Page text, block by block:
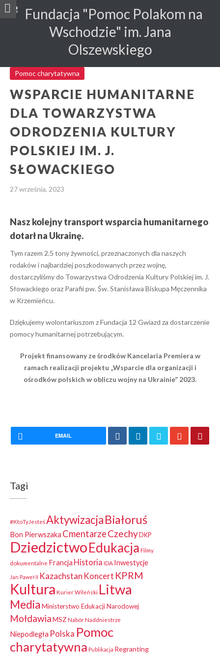
Pomoc charytatywna
WSPARCIE HUMANITARNE
DLA TOWARZYSTWA
ODRODZENIA KULTURY
POLSKIEJ IM. J.
SŁOWACKIEGO
27 września, 2023
Nasz kolejny transport wsparcia humanitarnego
dotarł na Ukrainę.
Tym razem 2.5 tony żywności, przeznaczonych dla naszych
rodaków i najbardziej poszkodowanych przez wojnę,
dostarczyliśmy do Towarzystwa Odrodzenia Kultury Polskiej im. J.
Słowackiego oraz Parafii pw. Św. Stanisława Biskupa Męczennika
w Krzemieńcu.
Dziękujemy wolontariuszom z Fundacja 12 Gwiazd za dostarczenie
pomocy humanitarnej potrzebującym.
Projekt finansowany ze środków Kancelaria Premiera w
ramach realizacji projektu „Wsparcie dla organizacji i
ośrodków polskich w obliczu wojny na Ukrainie” 2023.
EMAIL
Tagi
#KtoTyJesteśAktywizacjaBiałoruś
Bon Pierwszaka CmentarzeCzechy DKP
DziedzictwoEdukacja Filmy
dokumentalne Francja Historia IDA Inwestycje
Jan Paweł II Kazachstan Koncert KPRM
Kultura Kurier Wileński Litwa
MediaMinisterstwo Edukacji Narodowej
MołdawiaMSZ NabórNaddniestrze
Niepodległa Polska Pomoc
charytatywna Publikacja Regranting